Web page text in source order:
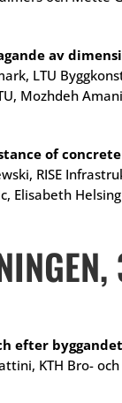
av
LTU
Mozhdeh
of
RISE
Elisabeth
efter
KTH Bro-